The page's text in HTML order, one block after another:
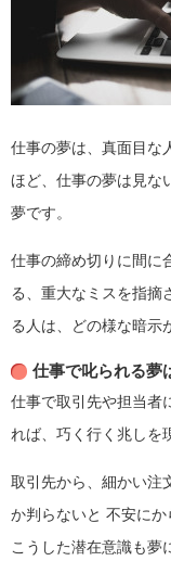
仕事の夢は、真面目な
ほど、仕事の夢は見な
夢です。
仕事の締め切りに間に
る、重大なミスを指摘
る人は、どの様な暗示
仕事で叱られる夢
仕事で取引先や担当者
れば、巧く行く兆しを
取引先から、細かい注
か判らないと 不安にか
こうした潜在意識も夢